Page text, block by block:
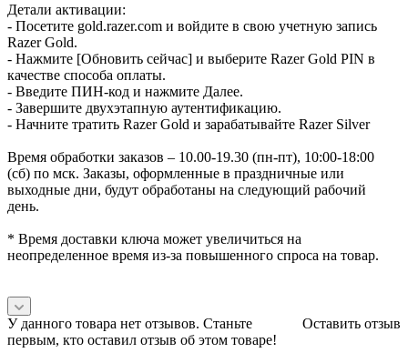
Детали активации:
- Посетите gold.razer.com и войдите в свою учетную запись
Razer Gold.
- Нажмите [Обновить сейчас] и выберите Razer Gold PIN в
качестве способа оплаты.
- Введите ПИН-код и нажмите Далее.
- Завершите двухэтапную аутентификацию.
- Начните тратить Razer Gold и зарабатывайте Razer Silver
Время обработки заказов – 10.00-19.30 (пн-пт), 10:00-18:00
(сб) по мск. Заказы, оформленные в праздничные или
выходные дни, будут обработаны на следующий рабочий
день.
* Время доставки ключа может увеличиться на
неопределенное время из-за повышенного спроса на товар.
Оставить отзыв
У данного товара нет отзывов. Станьте
первым, кто оставил отзыв об этом товаре!